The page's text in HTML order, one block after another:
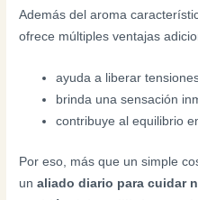
Además del aroma
ofrece múltiples ventajas
ayuda a liberar
brinda una sensación
contribuye al equilibrio
Por eso, más que un simple
unaliado diario para cuidar